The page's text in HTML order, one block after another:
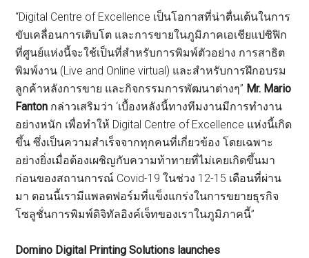
“Digital Centre of Excellence เป็นโอกาสที่น่าตื่นเต้นในการ
ขับเคลื่อนการเติบโต และการขายในภูมิภาคเอเชียแปซิฟิก
ที่ศูนย์แห่งนี้จะใช้เป็นที่สำหรับการพิมพ์ตัวอย่าง การสาธิต
พิมพ์งาน (Live and Online virtual) และสำหรับการฝึกอบรม
ลูกค้าหลังการขาย และกิจกรรมการพัฒนาต่างๆ” Mr. Mario
Fanton กล่าวเสริมว่า ‘เบื้องหลังนี้ทางทีมงานมีการทำงาน
อย่างหนัก เพื่อทำให้ Digital Centre of Excellence แห่งนี้เกิด
ขึ้น ซึ่งเป็นความสำเร็จจากทุกคนที่เกี่ยวข้อง โดยเฉพาะ
อย่างยิ่งเมื่อต้องเผชิญกับความท้าทายที่ไม่เคยเกิดขึ้นมา
ก่อนของสถานการณ์ Covid-19 ในช่วง 12-15 เดือนที่ผ่าน
มา ตอนนี้เรามีแพลตฟอร์มที่แข็งแกร่งในการขยายธุรกิจ
โซลูชั่นการพิมพ์ดิจิทัลอิงค์เจ็ทของเราในภูมิภาคนี้”
Domino Digital Printing Solutions launches